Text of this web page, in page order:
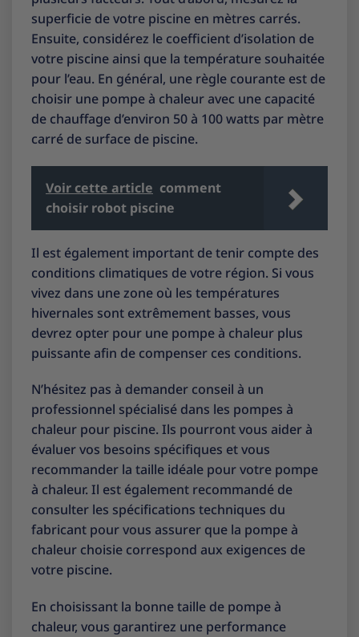
superficie de votre piscine en mètres carrés.
Ensuite, considérez le coefficient d’isolation de
votre piscine ainsi que la température souhaitée
pour l’eau. En général, une règle courante est de
choisir une pompe à chaleur avec une capacité
de chauffage d’environ 50 à 100 watts par mètre
carré de surface de piscine.
Voir cette article comment
choisir robot piscine
Il est également important de tenir compte des
conditions climatiques de votre région. Si vous
vivez dans une zone où les températures
hivernales sont extrêmement basses, vous
devrez opter pour une pompe à chaleur plus
puissante afin de compenser ces conditions.
N’hésitez pas à demander conseil à un
professionnel spécialisé dans les pompes à
chaleur pour piscine. Ils pourront vous aider à
évaluer vos besoins spécifiques et vous
recommander la taille idéale pour votre pompe
à chaleur. Il est également recommandé de
consulter les spécifications techniques du
fabricant pour vous assurer que la pompe à
chaleur choisie correspond aux exigences de
votre piscine.
En choisissant la bonne taille de pompe à
chaleur, vous garantirez une performance